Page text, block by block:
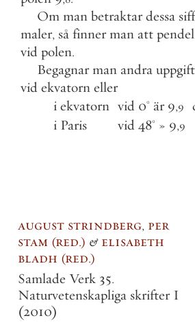
Om man betraktar dessa
maler, så finner man att
vid polen.
Begagnar man andra
vid ekvatorn eller
i ekvatorn vid 0° är 9,9
i Paris vid 48° » 9,9
august strindberg, per
stam red. & elisabeth
bladh red.
Samlade Verk 35.
Naturvetenskapliga skrifter I
(2010)